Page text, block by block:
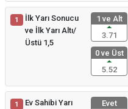
1
İlk Yarı Sonucu
ve İlk Yarı Altı/
Üstü 1,5
1 ve Alt
3.71
0 ve Üst
5.52
1
Ev Sahibi Yarı
Evet